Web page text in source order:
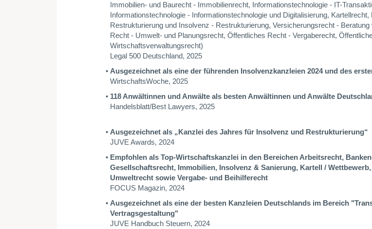
Immobilien- und Baurecht - Immobilienrecht, Informationstechnologie - IT-
Informationstechnologie - Informationstechnologie und Digitalisierung,
Restrukturierung und Insolvenz - Restrukturierung, Versicherungsrecht -
Recht - Umwelt- und Planungsrecht, Öffentliches Recht - Vergaberecht,
Wirtschaftsverwaltungsrecht)
Legal 500 Deutschland, 2025
Ausgezeichnet als eine der führenden Insolvenzkanzleien 2024 und des
WirtschaftsWoche, 2025
118 Anwältinnen und Anwälte als besten Anwältinnen und Anwälte
Handelsblatt/Best Lawyers, 2025
Ausgezeichnet als „Kanzlei des Jahres für Insolvenz und Restrukturierung“
JUVE Awards, 2024
Empfohlen als Top-Wirtschaftskanzlei in den Bereichen Arbeitsrecht,
Gesellschaftsrecht, Immobilien, Insolvenz & Sanierung, Kartell /
Umweltrecht sowie Vergabe- und Beihilferecht
FOCUS Magazin, 2024
Ausgezeichnet als eine der besten Kanzleien Deutschlands im Bereich
Vertragsgestaltung"
JUVE Handbuch Steuern, 2024